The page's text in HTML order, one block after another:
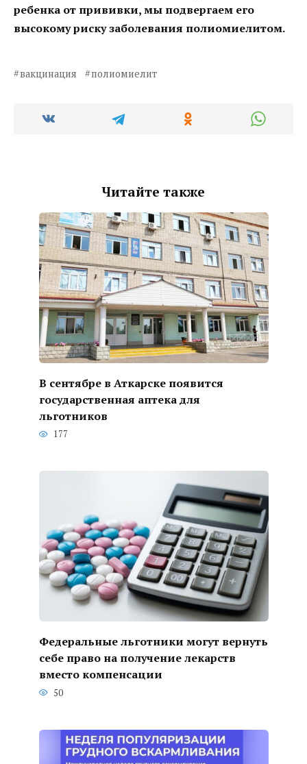
ребенка от прививки, мы подвергаем его
высокому риску заболевания полиомиелитом.
вакцинация полиомиелит
Читайте также
В сентябре в Аткарске появится
государственная аптека для
льготников
177
Федеральные льготники могут вернуть
себе право на получение лекарств
вместо компенсации
50